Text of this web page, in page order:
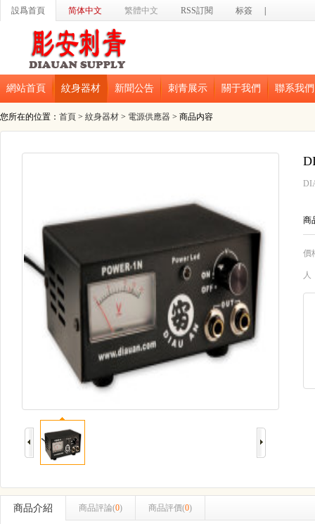
設爲首頁 简体中文 繁體中文 RSS訂閱 标簽
網站首頁 紋身器材 新聞公告 刺青展示 關于我們 聯系我們
您所在的位置： 首頁 > 紋身器材 > 電源供應器 > 商品内容
商
價
商品介紹 商品評論(0) 商品評價(0)